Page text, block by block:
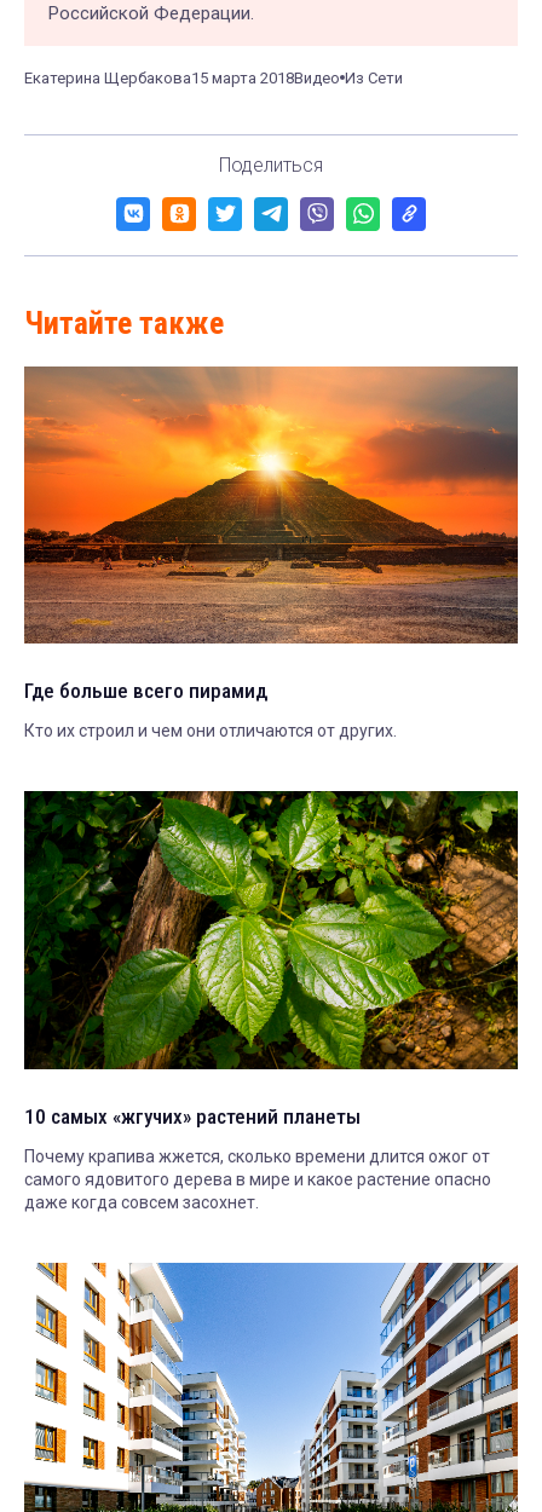
Российской Федерации.
Екатерина Щербакова15 марта 2018Видео Из Сети
Поделиться
Читайте также
Где больше всего пирамид
Кто их строил и чем они отличаются от других.
10 самых «жгучих» растений планеты
Почему крапива жжется, сколько времени длится ожог от
самого ядовитого дерева в мире и какое растение опасно
даже когда совсем засохнет.